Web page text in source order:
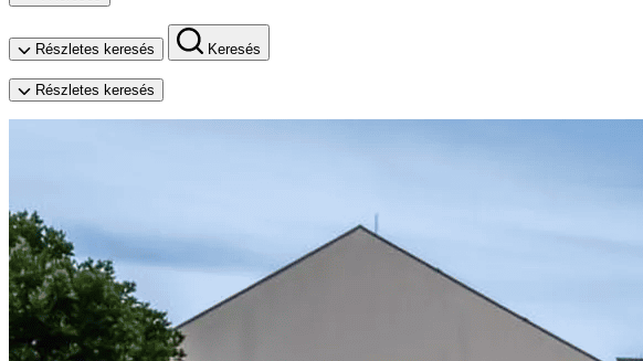
Részletes keresés Keresés
Részletes keresés